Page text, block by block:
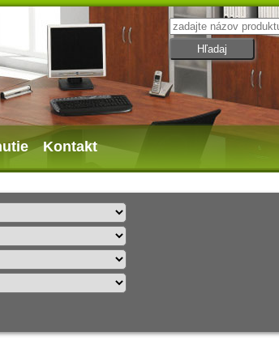
Kontakt